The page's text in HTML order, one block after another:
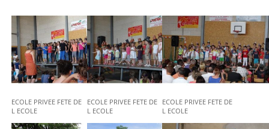
ECOLE PRIVEE FETE DE
L ECOLE
ECOLE PRIVEE FETE DE
L ECOLE
ECOLE PRIVEE FETE DE
L ECOLE